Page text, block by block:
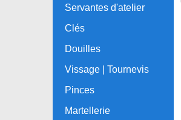
Servantes d'atelier
Clés
Douilles
Vissage | Tournevis
Pinces
Martellerie